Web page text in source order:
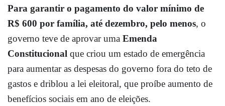
Para garantir o pagamento do valor mínimo de
R$ 600 por família, até dezembro, pelo menos, o
governo teve de aprovar uma Emenda
Constitucional que criou um estado de emergência
para aumentar as despesas do governo fora do teto de
gastos e driblou a lei eleitoral, que proíbe aumento de
benefícios sociais em ano de eleições.